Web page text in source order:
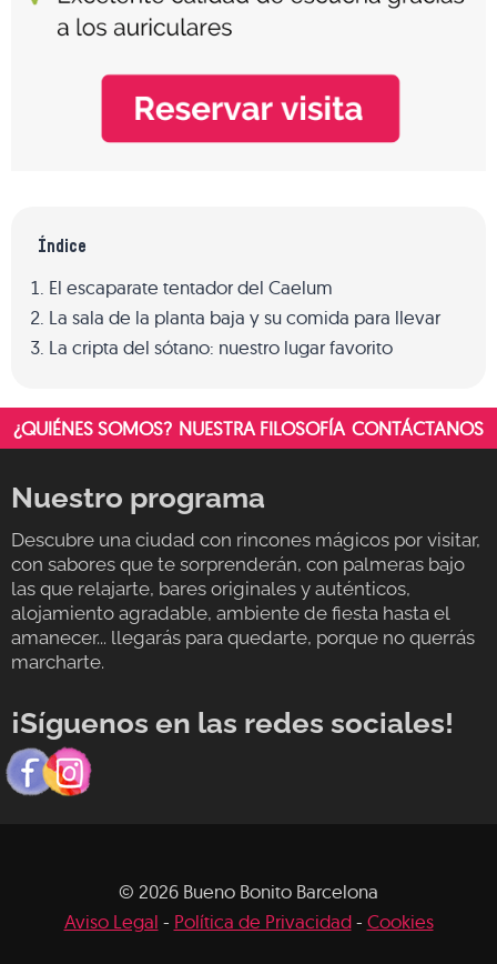
Índice
El escaparate tentador del Caelum
La sala de la planta baja y su comida para llevar
La cripta del sótano: nuestro lugar favorito
¿QUIÉNES SOMOS? NUESTRA FILOSOFÍA CONTÁCTANOS
Nuestro programa
Descubre una ciudad con rincones mágicos por visitar,
con sabores que te sorprenderán, con palmeras bajo
las que relajarte, bares originales y auténticos,
alojamiento agradable, ambiente de fiesta hasta el
amanecer... llegarás para quedarte, porque no querrás
marcharte.
¡Síguenos en las redes sociales!
© 2026 Bueno Bonito Barcelona
Aviso Legal - Política de Privacidad- Cookies